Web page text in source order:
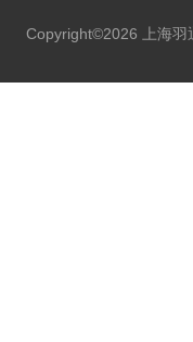
Copyright©2026 上海